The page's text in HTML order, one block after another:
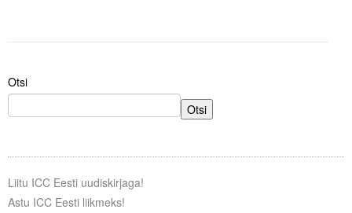
Otsi
Otsi
Liitu ICC Eesti uudiskirjaga!
Astu ICC Eesti liikmeks!